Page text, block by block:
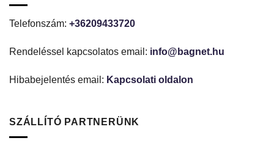
Telefonszám: +36209433720
Rendeléssel kapcsolatos email: info@bagnet.hu
Hibabejelentés email: Kapcsolati oldalon
SZÁLLÍTÓ PARTNERÜNK